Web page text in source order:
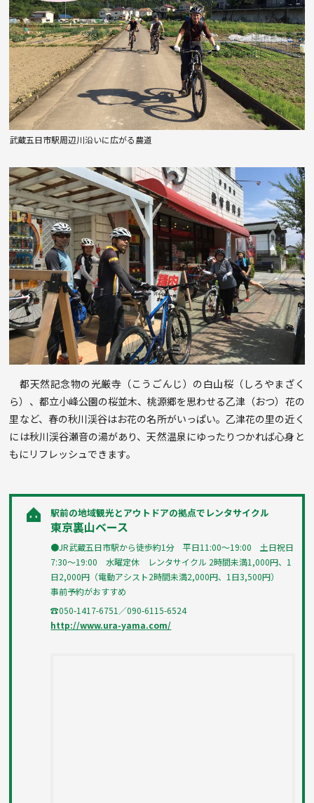
武蔵五日市駅周辺川沿いに広がる農道
都天然記念物の光厳寺（こうごんじ）の白山桜（しろやまざく
ら）、都立小峰公園の桜並木、桃源郷を思わせる乙津（おつ）花の
里など、春の秋川渓谷はお花の名所がいっぱい。乙津花の里の近く
には秋川渓谷瀬音の湯があり、天然温泉にゆったりつかれば心身と
もにリフレッシュできます。
駅前の地域観光とアウトドアの拠点でレンタサイクル
東京裏山ベース
●JR武蔵五日市駅から徒歩約1分 平日11:00〜19:00 土日祝日
7:30〜19:00 水曜定休 レンタサイクル 2時間未満1,000円、1
日2,000円（電動アシスト2時間未満2,000円、1日3,500円）
事前予約がおすすめ
☎050-1417-6751／090-6115-6524
http://www.ura-yama.com/